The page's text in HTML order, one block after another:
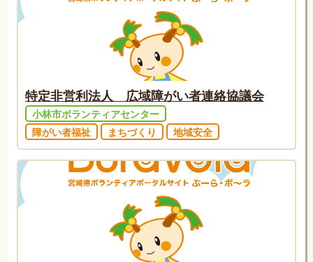
特定非営利法人 広域障がい者連絡協議会
小林市ボランティアセンター
障がい者福祉
まちづくり 地域安全